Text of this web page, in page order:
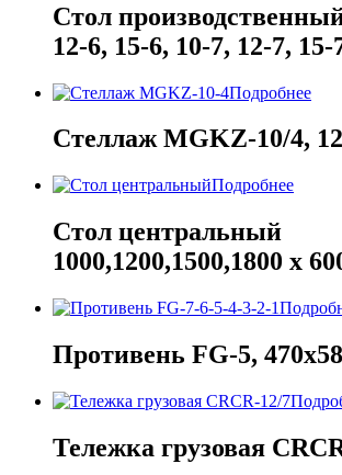
Стол
12-6, 15-6, 10-7, 12-7, 15-
Подробнее
Стеллаж MGKZ-10/4,
Подробнее
Стол центральный
1000,1200,1500,1800 x
Противень FG-5,
Тележка грузовая